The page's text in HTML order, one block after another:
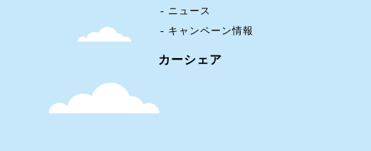
ニュース
キャンペーン情報
カーシェア